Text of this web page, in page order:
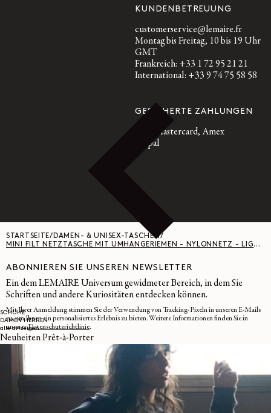
SCHUHE
DAMEN HERREN
alle anzeigen
Neuheiten Prêt-à-Porter
KUNDENBETREUUNG
customerservice@lemaire.fr
Montag bis Freitag, 10 bis 19 Uhr
GMT
Frankreich: +33 1 72 95 21 21
International: +33 9 74 75 58 58
GESICHERTE ZAHLUNGEN
Visa, Mastercard, Amex
Paypal
STARTSEITE/ DAMEN- & UNISEX-TASCHEN/
MINI FILT NETZTASCHE MIT UMHÄNGERIEMEN - NYLONNETZ - LIGHT BEIGE / BLACK
ABONNIEREN SIE UNSEREN NEWSLETTER
Ein dem LEMAIRE Universum gewidmeter Bereich, in dem Sie
Schriften und andere Kuriositäten entdecken können.
Mit Ihrer Anmeldung stimmen Sie der Verwendung von Tracking-Pixeln in unseren E-Mails
zu, um Ihnen ein personalisiertes Erlebnis zu bieten. Weitere Informationen finden Sie in
unsererDatenschutzrichtlinie.
E-MAIL